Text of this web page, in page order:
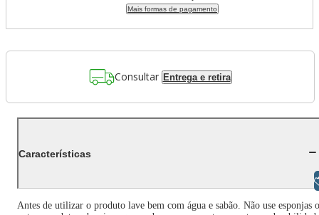
Mais formas de pagamento
Consultar Entrega e retira
Características
Antes de utilizar o produto lave bem com água e sabão. Não use esponjas